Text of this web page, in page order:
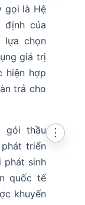
gọi là Hệ
định của
lựa chọn
giá trị
hiện hợp
trả cho
gói thầu
triển
phát sinh
quốc tế
khuyến
⋮